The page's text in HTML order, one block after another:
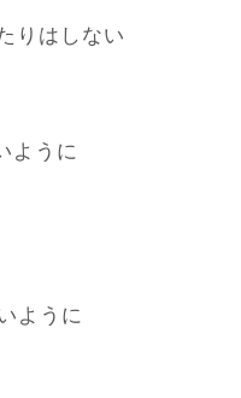
りはしない
ように
ように